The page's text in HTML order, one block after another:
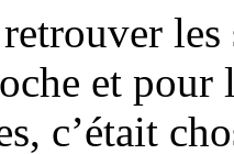
les
et pour
c’était